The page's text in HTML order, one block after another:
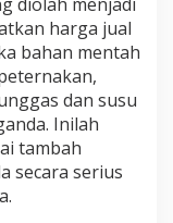
harga jual
bahan mentah
dan susu
Inilah
tambah
secara serius